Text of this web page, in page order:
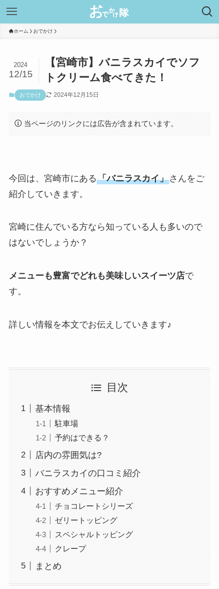
ホーム おでかけ
【宮崎市】バニラスカイでソフ
トクリーム食べてきた！
2024
12/15
おでかけ 2024年12月15日
当ページのリンクには広告が含まれています。
今回は、宮崎市にある「バニラスカイ」さんをご
紹介していきます。
宮崎に住んでいる方なら知っている人も多いので
はないでしょうか？
メニューも豊富でどれも美味しいスイーツ店で
す。
詳しい情報を本文でお伝えしていきます♪
目次
基本情報
駐車場
予約はできる？
店内の雰囲気は?
バニラスカイの口コミ紹介
おすすめメニュー紹介
チョコレートシリーズ
ゼリートッピング
スペシャルトッピング
クレープ
まとめ